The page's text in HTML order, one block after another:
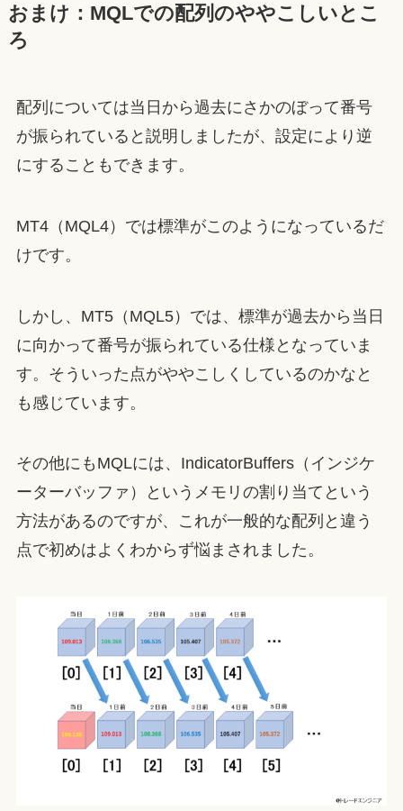
おまけ：MQLでの配列のややこしいとこ
ろ
配列については当日から過去にさかのぼって番号
が振られていると説明しましたが、設定により逆
にすることもできます。
MT4（MQL4）では標準がこのようになっているだ
けです。
しかし、MT5（MQL5）では、標準が過去から当日
に向かって番号が振られている仕様となっていま
す。そういった点がややこしくしているのかなと
も感じています。
その他にもMQLには、IndicatorBuffers（インジケ
ーターバッファ）というメモリの割り当てという
方法があるのですが、これが一般的な配列と違う
点で初めはよくわからず悩まされました。